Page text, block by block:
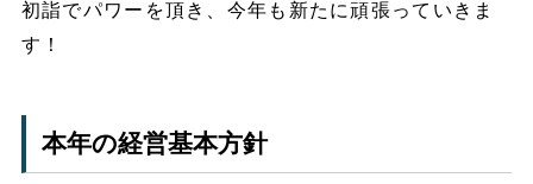
初詣でパワーを頂き、今年も新たに頑張っていきま
す！
本年の経営基本方針